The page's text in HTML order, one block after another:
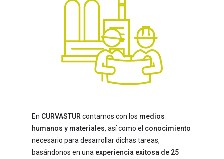
En CURVASTURcontamos con los medios
humanos y materiales, así como el conocimiento
necesario para desarrollar dichas tareas,
basándonos en una experiencia exitosa de 25